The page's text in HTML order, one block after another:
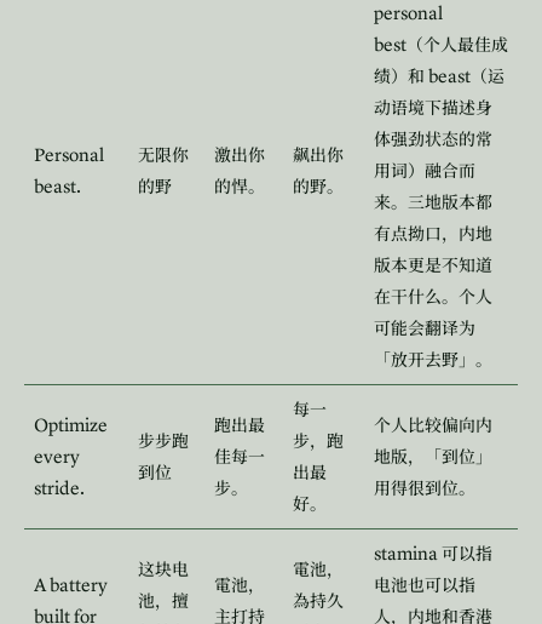
Personal
beast.
无限你
的野
激出你
的悍。
飙出你
的野。
personal
best（个人最佳成
绩）和 beast（运
动语境下描述身
体强劲状态的常
用词）融合而
来。三地版本都
有点拗口，内地
版本更是不知道
在干什么。个人
可能会翻译为
「放开去野」。
Optimize
every
stride.
步步跑
到位
跑出最
佳每一
步。
每一
步，跑
出最
好。
个人比较偏向内
地版，「到位」
用得很到位。
A battery
built for
这块电
池，擅
電池，
主打持
電池，
為持久
stamina可以指
电池也可以指
人，内地和香港